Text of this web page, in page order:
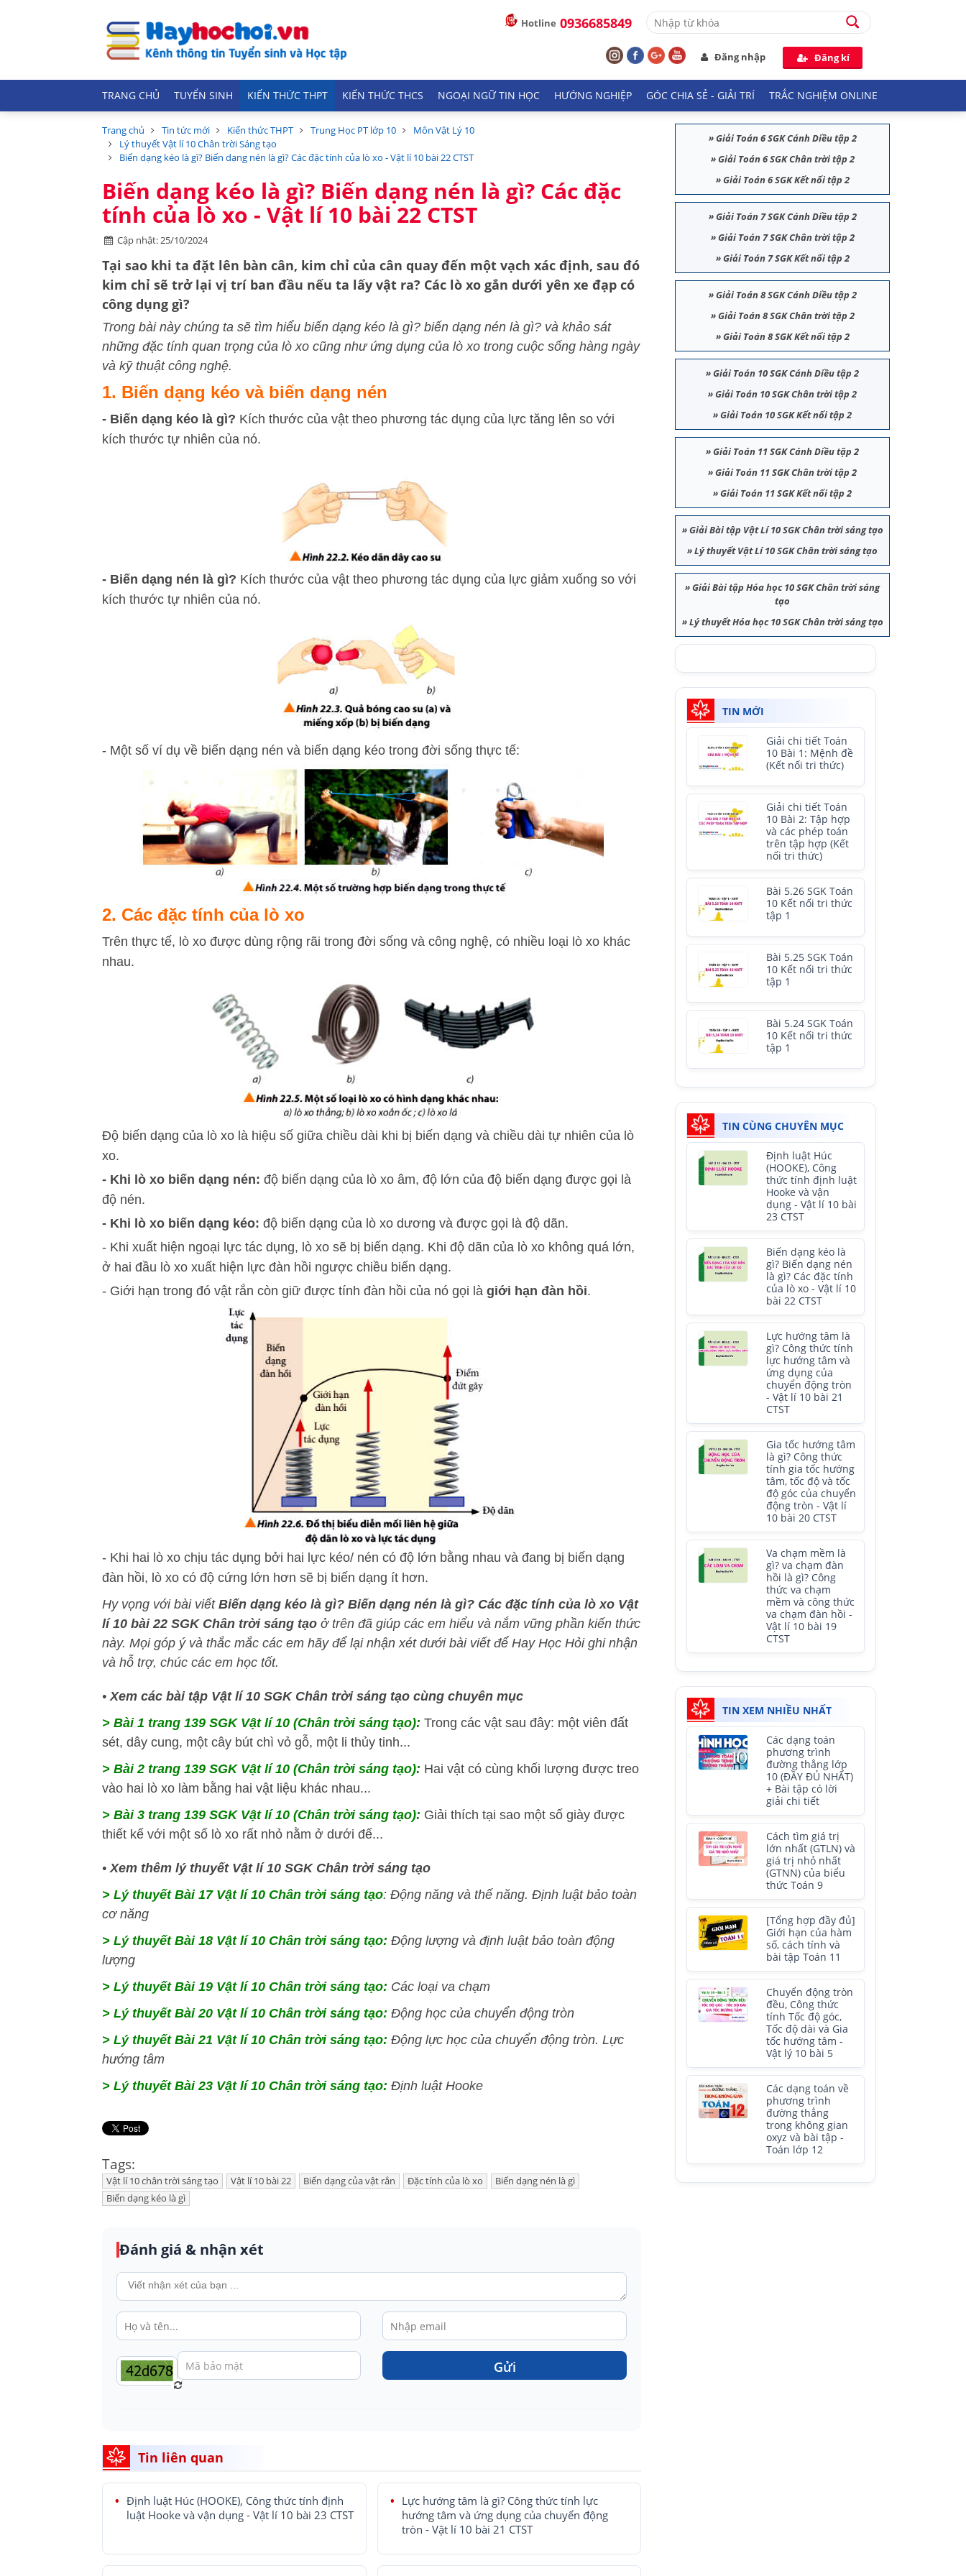
Hotline 0936685849
Đăng nhập Đăng kí
TRANG CHỦ TUYỂN SINH KIẾN THỨC THPT KIẾN THỨC THCS NGOẠI NGỮ TIN HỌC HƯỚNG NGHIỆP GÓC CHIA SẺ - GIẢI TRÍ TRẮC NGHIỆM ONLINE
Trang chủ Tin tức mới Kiến thức THPT Trung Học PT lớp 10
Môn Vật Lý 10
Lý thuyết Vật lí 10 Chân trời Sáng tạo
Biến dạng kéo là gì? Biến dạng nén là gì? Các đặc tính của lò xo - Vật lí 10 bài 22 CTST
Biến dạng kéo là gì? Biến dạng nén là gì? Các đặc
tính của lò xo - Vật lí 10 bài 22 CTST
Cập nhật: 25/10/2024
Tại sao khi ta đặt lên bàn cân, kim chỉ của cân quay đến một vạch xác định, sau đó
kim chỉ sẽ trở lại vị trí ban đầu nếu ta lấy vật ra? Các lò xo gắn dưới yên xe đạp có
công dụng gì?
Trong bài này chúng ta sẽ tìm hiểu biến dạng kéo là gì? biến dạng nén là gì? và khảo sát
những đặc tính quan trọng của lò xo cũng như ứng dụng của lò xo trong cuộc sống hàng ngày
và kỹ thuật công nghệ.
1. Biến dạng kéo và biến dạng nén
- Biến dạng kéo là gì? Kích thước của vật theo phương tác dụng của lực tăng lên so với
kích thước tự nhiên của nó.
- Biến dạng nén là gì? Kích thước của vật theo phương tác dụng của lực giảm xuống so với
kích thước tự nhiên của nó.
- Một số ví dụ về biến dạng nén và biến dạng kéo trong đời sống thực tế:
2. Các đặc tính của lò xo
Trên thực tế, lò xo được dùng rộng rãi trong đời sống và công nghệ, có nhiều loại lò xo khác
nhau.
Độ biến dạng của lò xo là hiệu số giữa chiều dài khi bị biến dạng và chiều dài tự nhiên của lò
xo.
- Khi lò xo biến dạng nén: độ biến dạng của lò xo âm, độ lớn của độ biến dạng được gọi là
độ nén.
- Khi lò xo biến dạng kéo: độ biến dạng của lò xo dương và được gọi là độ dãn.
- Khi xuất hiện ngoại lực tác dụng, lò xo sẽ bị biến dạng. Khi độ dãn của lò xo không quá lớn,
ở hai đầu lò xo xuất hiện lực đàn hồi ngược chiều biến dạng.
- Giới hạn trong đó vật rắn còn giữ được tính đàn hồi của nó gọi là giới hạn đàn hồi.
- Khi hai lò xo chịu tác dụng bởi hai lực kéo/ nén có độ lớn bằng nhau và đang bị biến dạng
đàn hồi, lò xo có độ cứng lớn hơn sẽ bị biến dạng ít hơn.
Hy vọng với bài viết Biến dạng kéo là gì? Biến dạng nén là gì? Các đặc tính của lò xo Vật
lí 10 bài 22 SGK Chân trời sáng tạo ở trên đã giúp các em hiểu và nắm vững phần kiến thức
này. Mọi góp ý và thắc mắc các em hãy để lại nhận xét dưới bài viết để Hay Học Hỏighi nhận
và hỗ trợ, chúc các em học tốt.
•Xem các bài tập Vật lí 10 SGK Chân trời sáng tạo cùng chuyên mục
> Bài 1 trang 139 SGK Vật lí 10 (Chân trời sáng tạo): Trong các vật sau đây: một viên đất
sét, dây cung, một cây bút chì vỏ gỗ, một li thủy tinh...
> Bài 2 trang 139 SGK Vật lí 10 (Chân trời sáng tạo): Hai vật có cùng khối lượng được treo
vào hai lò xo làm bằng hai vật liệu khác nhau...
> Bài 3 trang 139 SGK Vật lí 10 (Chân trời sáng tạo): Giải thích tại sao một số giày được
thiết kế với một số lò xo rất nhỏ nằm ở dưới đế...
•Xem thêm lý thuyết Vật lí 10 SGK Chân trời sáng tạo
> Lý thuyết Bài 17 Vật lí 10 Chân trời sáng tạo: Động năng và thế năng. Định luật bảo toàn
cơ năng
> Lý thuyết Bài 18 Vật lí 10 Chân trời sáng tạo: Động lượng và định luật bảo toàn động
lượng
> Lý thuyết Bài 19 Vật lí 10 Chân trời sáng tạo: Các loại va chạm
> Lý thuyết Bài 20 Vật lí 10 Chân trời sáng tạo: Động học của chuyển động tròn
> Lý thuyết Bài 21 Vật lí 10 Chân trời sáng tạo: Động lực học của chuyển động tròn. Lực
hướng tâm
> Lý thuyết Bài 23 Vật lí 10 Chân trời sáng tạo: Định luật Hooke
Tags:
Vật lí 10 chân trời sáng tạo Vật lí 10 bài 22 Biến dạng của vật rắn Đặc tính của lò xo
Biến dạng nén là gì
Biến dạng kéo là gì
Đánh giá & nhận xét
Gửi
Tin liên quan
Định luật Húc (HOOKE), Công thức tính định
luật Hooke và vận dụng - Vật lí 10 bài 23 CTST
Lực hướng tâm là gì? Công thức tính lực
hướng tâm và ứng dụng của chuyển động
tròn - Vật lí 10 bài 21 CTST
»Giải Toán 6 SGK Cánh Diều tập 2
»Giải Toán 6 SGK Chân trời tập 2
»Giải Toán 6 SGK Kết nối tập 2
»Giải Toán 7 SGK Cánh Diều tập 2
»Giải Toán 7 SGK Chân trời tập 2
»Giải Toán 7 SGK Kết nối tập 2
»Giải Toán 8 SGK Cánh Diều tập 2
»Giải Toán 8 SGK Chân trời tập 2
»Giải Toán 8 SGK Kết nối tập 2
»Giải Toán 10 SGK Cánh Diều tập 2
»Giải Toán 10 SGK Chân trời tập 2
»Giải Toán 10 SGK Kết nối tập 2
»Giải Toán 11 SGK Cánh Diều tập 2
»Giải Toán 11 SGK Chân trời tập 2
»Giải Toán 11 SGK Kết nối tập 2
»Giải Bài tập Vật Lí 10 SGK Chân trời sáng tạo
»Lý thuyết Vật Lí 10 SGK Chân trời sáng tạo
»Giải Bài tập Hóa học 10 SGK Chân trời sáng
tạo
»Lý thuyết Hóa học 10 SGK Chân trời sáng tạo
TIN MỚI
Giải chi tiết Toán
10 Bài 1: Mệnh đề
(Kết nối tri thức)
Giải chi tiết Toán
10 Bài 2: Tập hợp
và các phép toán
trên tập hợp (Kết
nối tri thức)
Bài 5.26 SGK Toán
10 Kết nối tri thức
tập 1
Bài 5.25 SGK Toán
10 Kết nối tri thức
tập 1
Bài 5.24 SGK Toán
10 Kết nối tri thức
tập 1
TIN CÙNG CHUYÊN MỤC
Định luật Húc
(HOOKE), Công
thức tính định luật
Hooke và vận
dụng - Vật lí 10 bài
23 CTST
Biến dạng kéo là
gì? Biến dạng nén
là gì? Các đặc tính
của lò xo - Vật lí 10
bài 22 CTST
Lực hướng tâm là
gì? Công thức tính
lực hướng tâm và
ứng dụng của
chuyển động tròn
- Vật lí 10 bài 21
CTST
Gia tốc hướng tâm
là gì? Công thức
tính gia tốc hướng
tâm, tốc độ và tốc
độ góc của chuyển
động tròn - Vật lí
10 bài 20 CTST
Va chạm mềm là
gì? va chạm đàn
hồi là gì? Công
thức va chạm
mềm và công thức
va chạm đàn hồi -
Vật lí 10 bài 19
CTST
TIN XEM NHIỀU NHẤT
Các dạng toán
phương trình
đường thẳng lớp
10 (ĐẦY ĐỦ NHẤT)
+ Bài tập có lời
giải chi tiết
Cách tìm giá trị
lớn nhất (GTLN) và
giá trị nhỏ nhất
(GTNN) của biểu
thức Toán 9
[Tổng hợp đầy đủ]
Giới hạn của hàm
số, cách tính và
bài tập Toán 11
Chuyển động tròn
đều, Công thức
tính Tốc độ góc,
Tốc độ dài và Gia
tốc hướng tâm -
Vật lý 10 bài 5
Các dạng toán về
phương trình
đường thẳng
trong không gian
oxyz và bài tập -
Toán lớp 12